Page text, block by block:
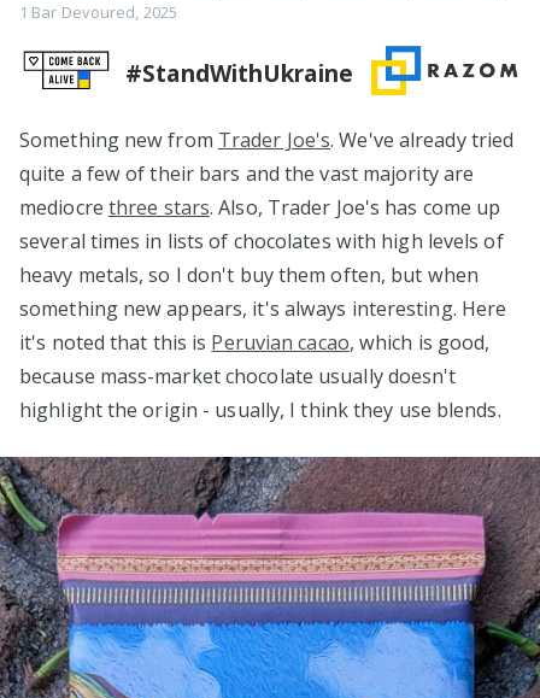
1 Bar Devoured, 2025
#StandWithUkraine
Something new from Trader Joe's. We've already tried
quite a few of their bars and the vast majority are
mediocre three stars. Also, Trader Joe's has come up
several times in lists of chocolates with high levels of
heavy metals, so I don't buy them often, but when
something new appears, it's always interesting. Here
it's noted that this is Peruvian cacao, which is good,
because mass-market chocolate usually doesn't
highlight the origin - usually, I think they use blends.